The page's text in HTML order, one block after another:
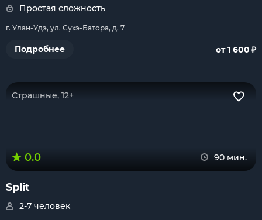
Простая сложность
г. Улан-Удэ, ул. Сухэ-Батора, д. 7
Подробнее от 1 600 ₽
Страшные, 12+
0.0 90 мин.
Split
2-7 человек